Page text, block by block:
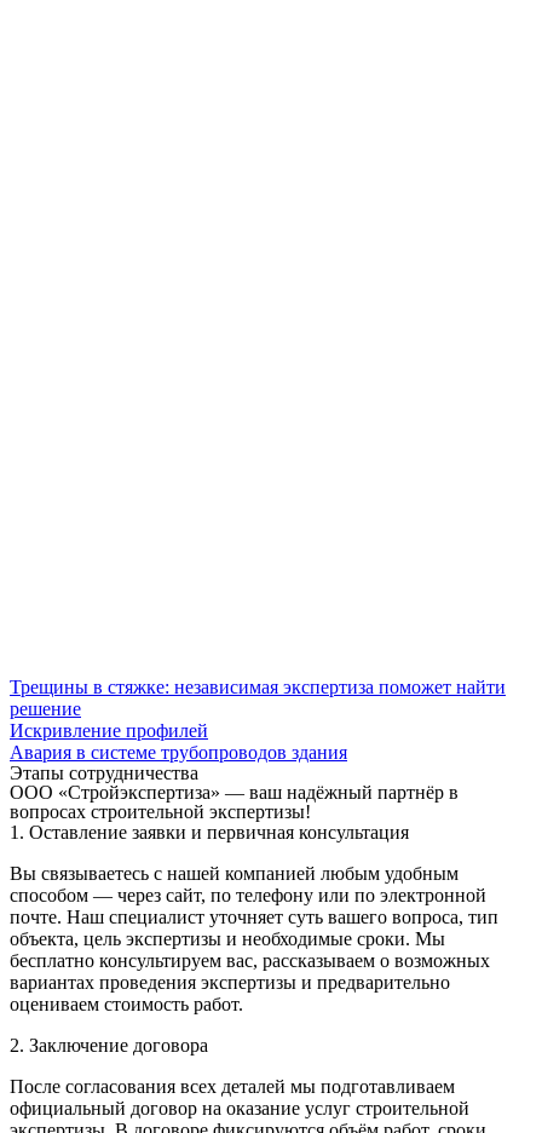
Трещины в стяжке: независимая экспертиза поможет найти
решение
Искривление профилей
Авария в системе трубопроводов здания
Этапы сотрудничества
ООО «Стройэкспертиза» — ваш надёжный партнёр в
вопросах строительной экспертизы!
1. Оставление заявки и первичная консультация
Вы связываетесь с нашей компанией любым удобным
способом — через сайт, по телефону или по электронной
почте. Наш специалист уточняет суть вашего вопроса, тип
объекта, цель экспертизы и необходимые сроки. Мы
бесплатно консультируем вас, рассказываем о возможных
вариантах проведения экспертизы и предварительно
оцениваем стоимость работ.
2. Заключение договора
После согласования всех деталей мы подготавливаем
официальный договор на оказание услуг строительной